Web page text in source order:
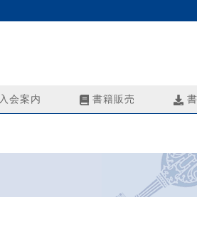
入会案内 書籍販売